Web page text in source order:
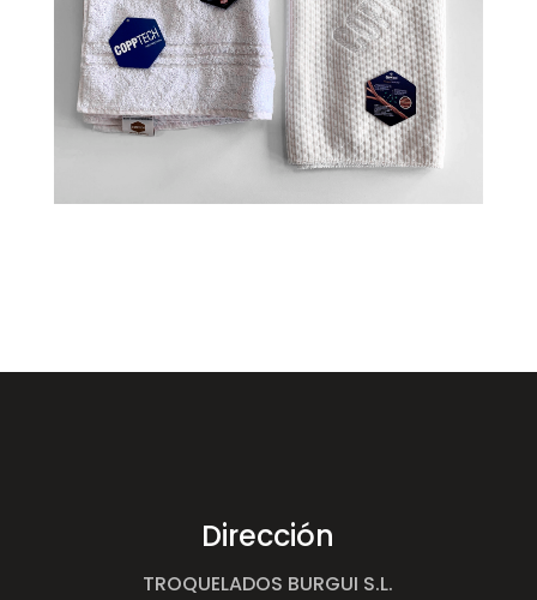
Dirección
TROQUELADOS BURGUI S.L.